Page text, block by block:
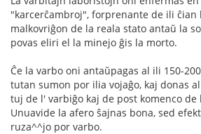
"karcerĉambroj", forprenante de ili ĉian
malkovriĝon de la reala stato antaŭ la
povas eliri el la minejo ĝis la morto.
Ĉe la varbo oni antaŭpagas al ili 150-
tutan sumon por ilia vojaĝo, kaj donas
tuj de l' varbiĝo kaj de post komenco de
Unuavide la afero ŝajnas bona, sed
ruza^^jo por varbo.